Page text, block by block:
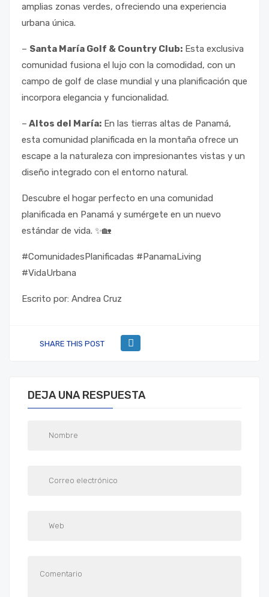
amplias zonas verdes, ofreciendo una experiencia
urbana única.
– Santa María Golf & Country Club: Esta exclusiva
comunidad fusiona el lujo con la comodidad, con un
campo de golf de clase mundial y una planificación que
incorpora elegancia y funcionalidad.
– Altos del María: En las tierras altas de Panamá,
esta comunidad planificada en la montaña ofrece un
escape a la naturaleza con impresionantes vistas y un
diseño integrado con el entorno natural.
Descubre el hogar perfecto en una comunidad
planificada en Panamá y sumérgete en un nuevo
estándar de vida. ✨🏡
#ComunidadesPlanificadas #PanamaLiving
#VidaUrbana
Escrito por: Andrea Cruz
SHARE THIS POST
DEJA UNA RESPUESTA